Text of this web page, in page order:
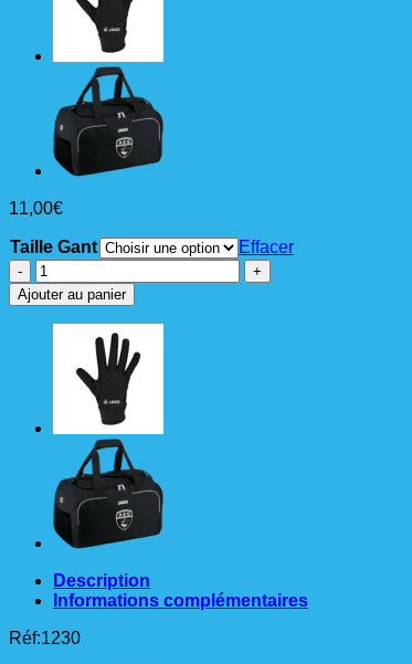
11,00€
Taille Gant
Effacer
quantité
de
GANTS
POLAIRES
Ajouter au panier
Description
Informations complémentaires
Réf:1230